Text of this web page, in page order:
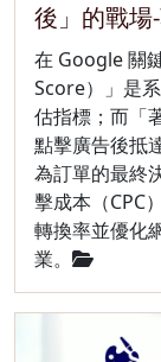
後」的戰場
在 Google 關
Score）」是
估指標；而「
點擊廣告後抵
為訂單的最終
擊成本（CPC
轉換率並優化
業。